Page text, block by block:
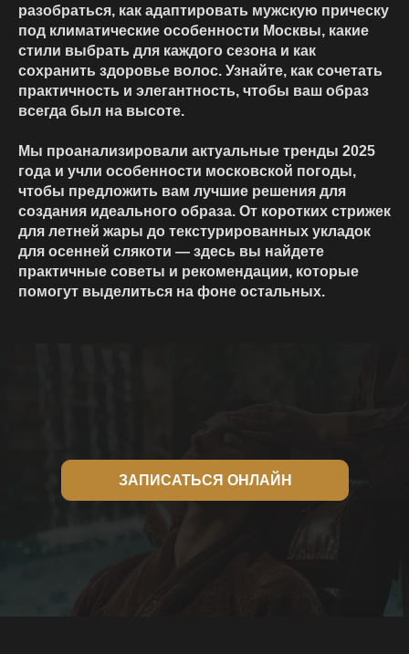
разобраться, как адаптировать мужскую прическу
под климатические особенности Москвы, какие
стили выбрать для каждого сезона и как
сохранить здоровье волос. Узнайте, как сочетать
практичность и элегантность, чтобы ваш образ
всегда был на высоте.
Мы проанализировали актуальные тренды 2025
года и учли особенности московской погоды,
чтобы предложить вам лучшие решения для
создания идеального образа. От коротких стрижек
для летней жары до текстурированных укладок
для осенней слякоти — здесь вы найдете
практичные советы и рекомендации, которые
помогут выделиться на фоне остальных.
ЗАПИСАТЬСЯ ОНЛАЙН